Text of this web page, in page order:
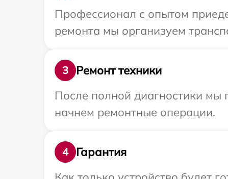
Профессионал с опытом
ремонта мы организуем
3
Ремонт техники
После полной диагностики мы
начнем ремонтные операции.
4
Гарантия